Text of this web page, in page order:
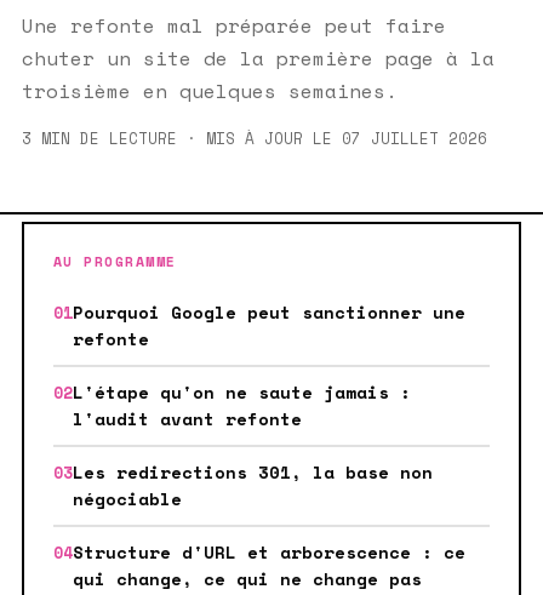
Une refonte mal préparée peut faire
chuter un site de la première page à la
troisième en quelques semaines.
3 MIN DE LECTURE · MIS À JOUR LE 07 JUILLET 2026
AU PROGRAMME
Pourquoi Google peut sanctionner une
refonte
L'étape qu'on ne saute jamais :
l'audit avant refonte
Les redirections 301, la base non
négociable
Structure d'URL et arborescence : ce
qui change, ce qui ne change pas